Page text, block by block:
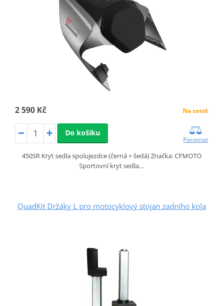
2 590 Kč Na cestě
Do košíku
Porovnat
450SR Kryt sedla spolujezdce (černá + šedá) Značka: CFMOTO
Sportovní kryt sedla…
QuadKit Držáky L pro motocyklový stojan zadního kola